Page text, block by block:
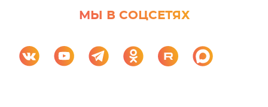
МЫ В СОЦСЕТЯХ